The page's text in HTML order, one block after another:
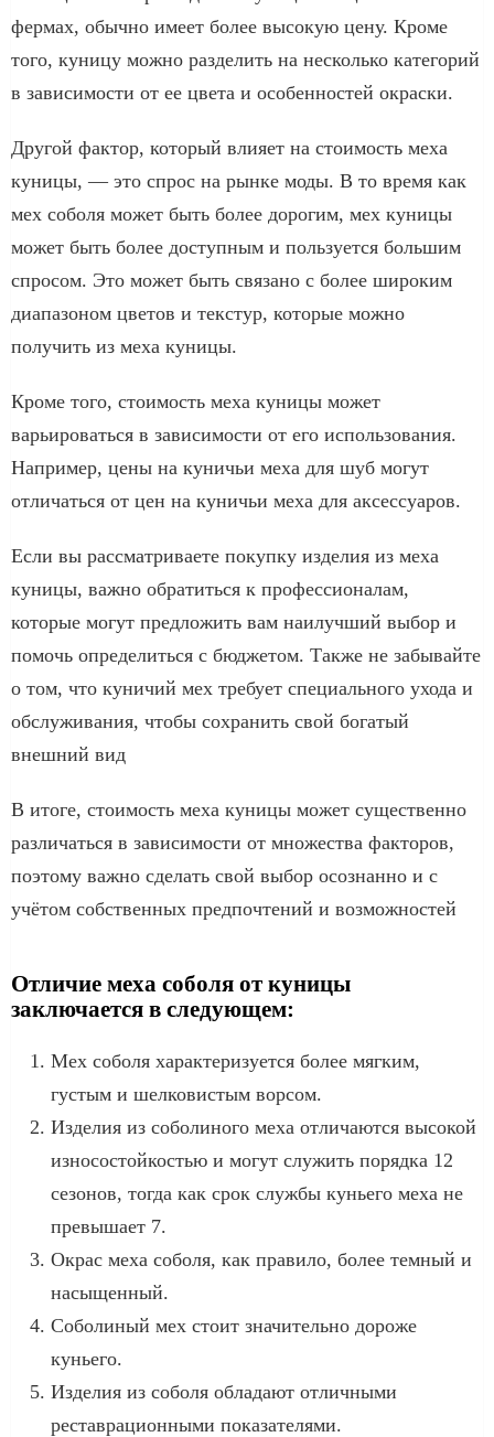
фермах, обычно имеет более высокую цену. Кроме
того, куницу можно разделить на несколько категорий
в зависимости от ее цвета и особенностей окраски.
Другой фактор, который влияет на стоимость меха
куницы, — это спрос на рынке моды. В то время как
мех соболя может быть более дорогим, мех куницы
может быть более доступным и пользуется большим
спросом. Это может быть связано с более широким
диапазоном цветов и текстур, которые можно
получить из меха куницы.
Кроме того, стоимость меха куницы может
варьироваться в зависимости от его использования.
Например, цены на куничьи меха для шуб могут
отличаться от цен на куничьи меха для аксессуаров.
Если вы рассматриваете покупку изделия из меха
куницы, важно обратиться к профессионалам,
которые могут предложить вам наилучший выбор и
помочь определиться с бюджетом. Также не забывайте
о том, что куничий мех требует специального ухода и
обслуживания, чтобы сохранить свой богатый
внешний вид
В итоге, стоимость меха куницы может существенно
различаться в зависимости от множества факторов,
поэтому важно сделать свой выбор осознанно и с
учётом собственных предпочтений и возможностей
Отличие меха соболя от куницы
заключается в следующем:
Мех соболя характеризуется более мягким,
густым и шелковистым ворсом.
Изделия из соболиного меха отличаются высокой
износостойкостью и могут служить порядка 12
сезонов, тогда как срок службы куньего меха не
превышает 7.
Окрас меха соболя, как правило, более темный и
насыщенный.
Соболиный мех стоит значительно дороже
куньего.
Изделия из соболя обладают отличными
реставрационными показателями.